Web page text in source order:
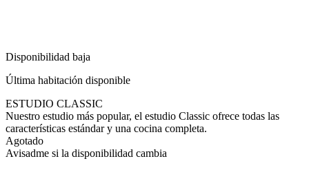
Disponibilidad baja
Última habitación disponible
ESTUDIO CLASSIC
Nuestro estudio más popular, el estudio Classic ofrece todas las
características estándar y una cocina completa.
Agotado
Avisadme si la disponibilidad cambia